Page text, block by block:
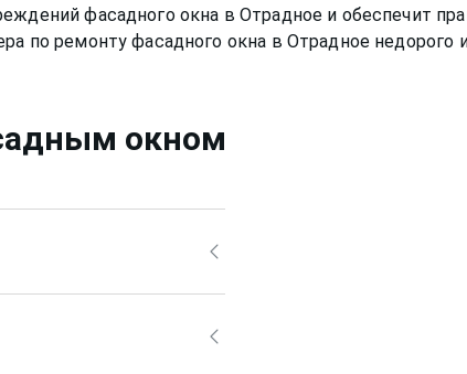
фасадного окна в Отрадное и обеспечит
окном
за собой